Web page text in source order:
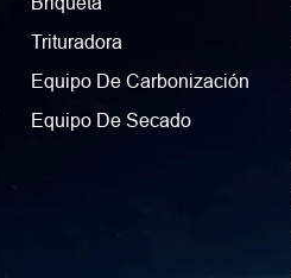
Trituradora
Equipo De Carbonización
Equipo De Secado